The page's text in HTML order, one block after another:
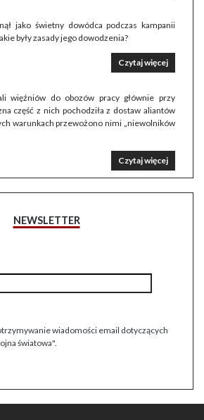
jako świetny dowódca podczas kampanii
były zasady jego dowodzenia?
Czytaj więcej
więźniów do obozów pracy głównie przy
część z nich pochodziła z dostaw aliantów
warunkach przewożono nimi „niewolników
Czytaj więcej
NEWSLETTER
wiadomości email dotyczących
światowa".